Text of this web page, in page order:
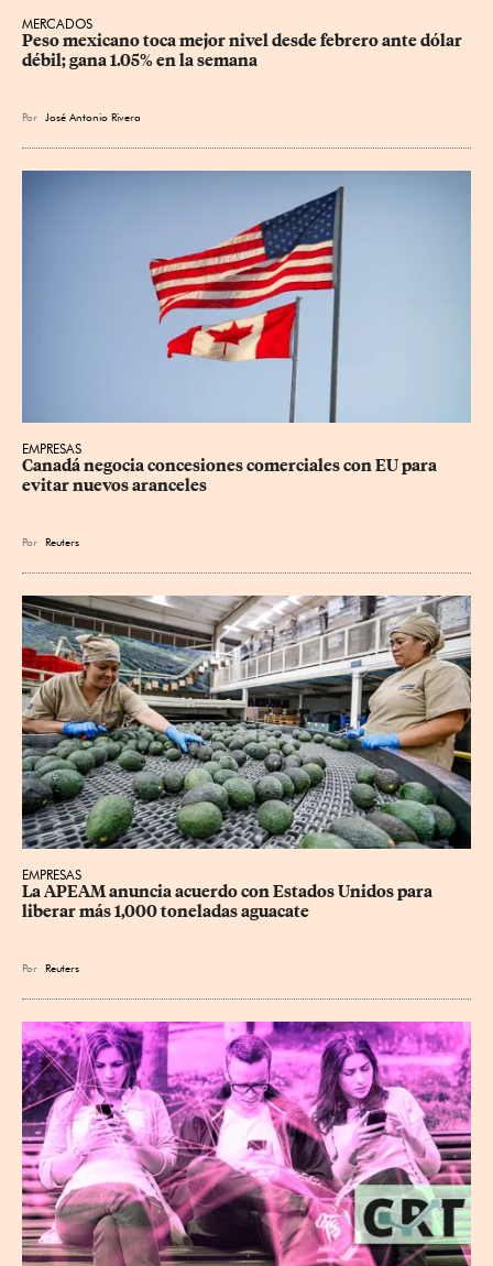
MERCADOS
Peso mexicano toca mejor nivel desde febrero ante dólar
débil; gana 1.05% en la semana
Por José Antonio Rivera
EMPRESAS
Canadá negocia concesiones comerciales con EU para
evitar nuevos aranceles
Por Reuters
EMPRESAS
La APEAM anuncia acuerdo con Estados Unidos para
liberar más 1,000 toneladas aguacate
Por Reuters